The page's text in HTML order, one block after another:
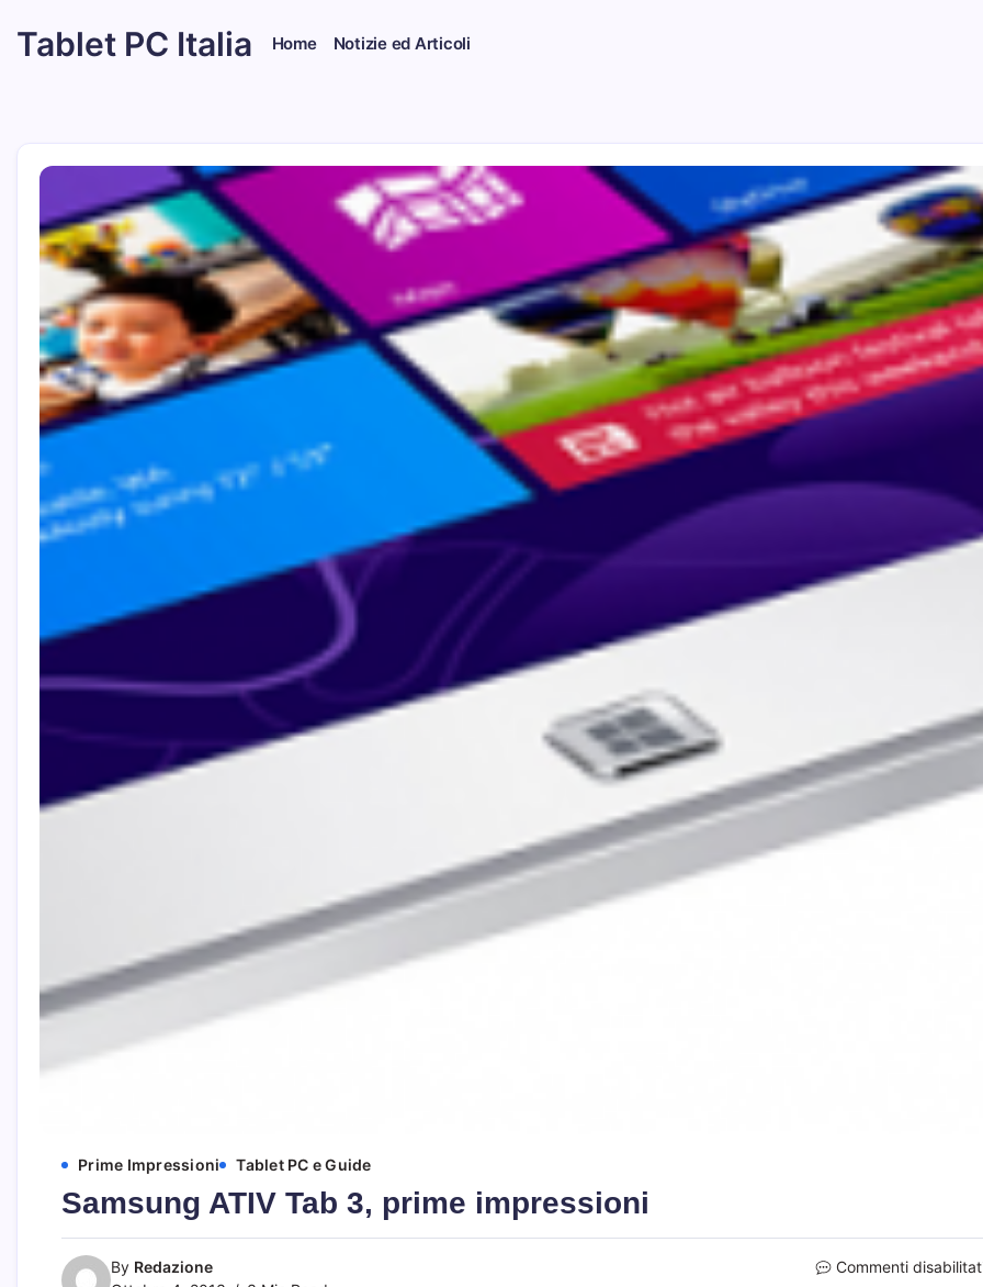
content
Tablet PC Italia
Tablet
Home Notizie ed Articoli
Prime Impressioni Tablet PC e Guide
Samsung ATIV Tab 3, prime impressioni
By Redazione
Commenti